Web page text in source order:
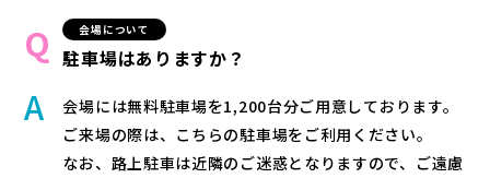
開催概要
会場について
駐車場はありますか？
会場には無料駐車場を1,200台分ご用意しております。
ご来場の際は、こちらの駐車場をご利用ください。
なお、路上駐車は近隣のご迷惑となりますので、ご遠慮